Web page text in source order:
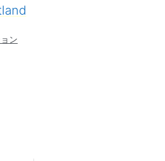
ン
きます
ド・パッションについて